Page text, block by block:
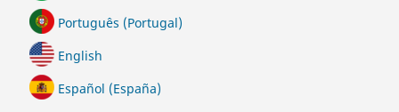
Português (Portugal)
English
Español (España)